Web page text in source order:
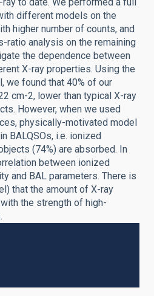
different models on the
higher number of counts, and
ratio analysis on the remaining
the dependence between
X-ray properties. Using the
we found that 40% of our
cm-2, lower than typical X-ray
However, when we used
physically-motivated model
BALQSOs, i.e. ionized
(74%) are absorbed. In
between ionized
and BAL parameters. There is
that the amount of X-ray
the strength of high-